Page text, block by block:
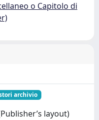
o Capitolo di
archivio
layout)